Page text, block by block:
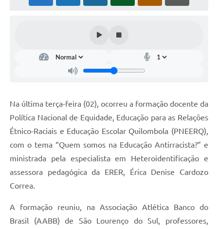
Na última terça-feira (02), ocorreu a formação docente da
Política Nacional de Equidade, Educação para as Relações
Étnico-Raciais e Educação Escolar Quilombola (PNEERQ),
com o tema “Quem somos na Educação Antirracista?” e
ministrada pela especialista em Heteroidentificação e
assessora pedagógica da ERER, Érica Denise Cardozo
Correa.
A formação reuniu, na Associação Atlética Banco do
Brasil (AABB) de São Lourenço do Sul, professores,